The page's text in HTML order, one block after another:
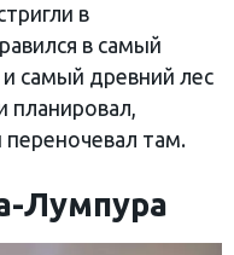
в
в самый
самый древний лес
планировал,
переночевал там.
Лумпура